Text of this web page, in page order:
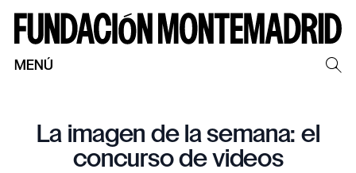
MENÚ
La imagen de la semana: el
concurso de videos